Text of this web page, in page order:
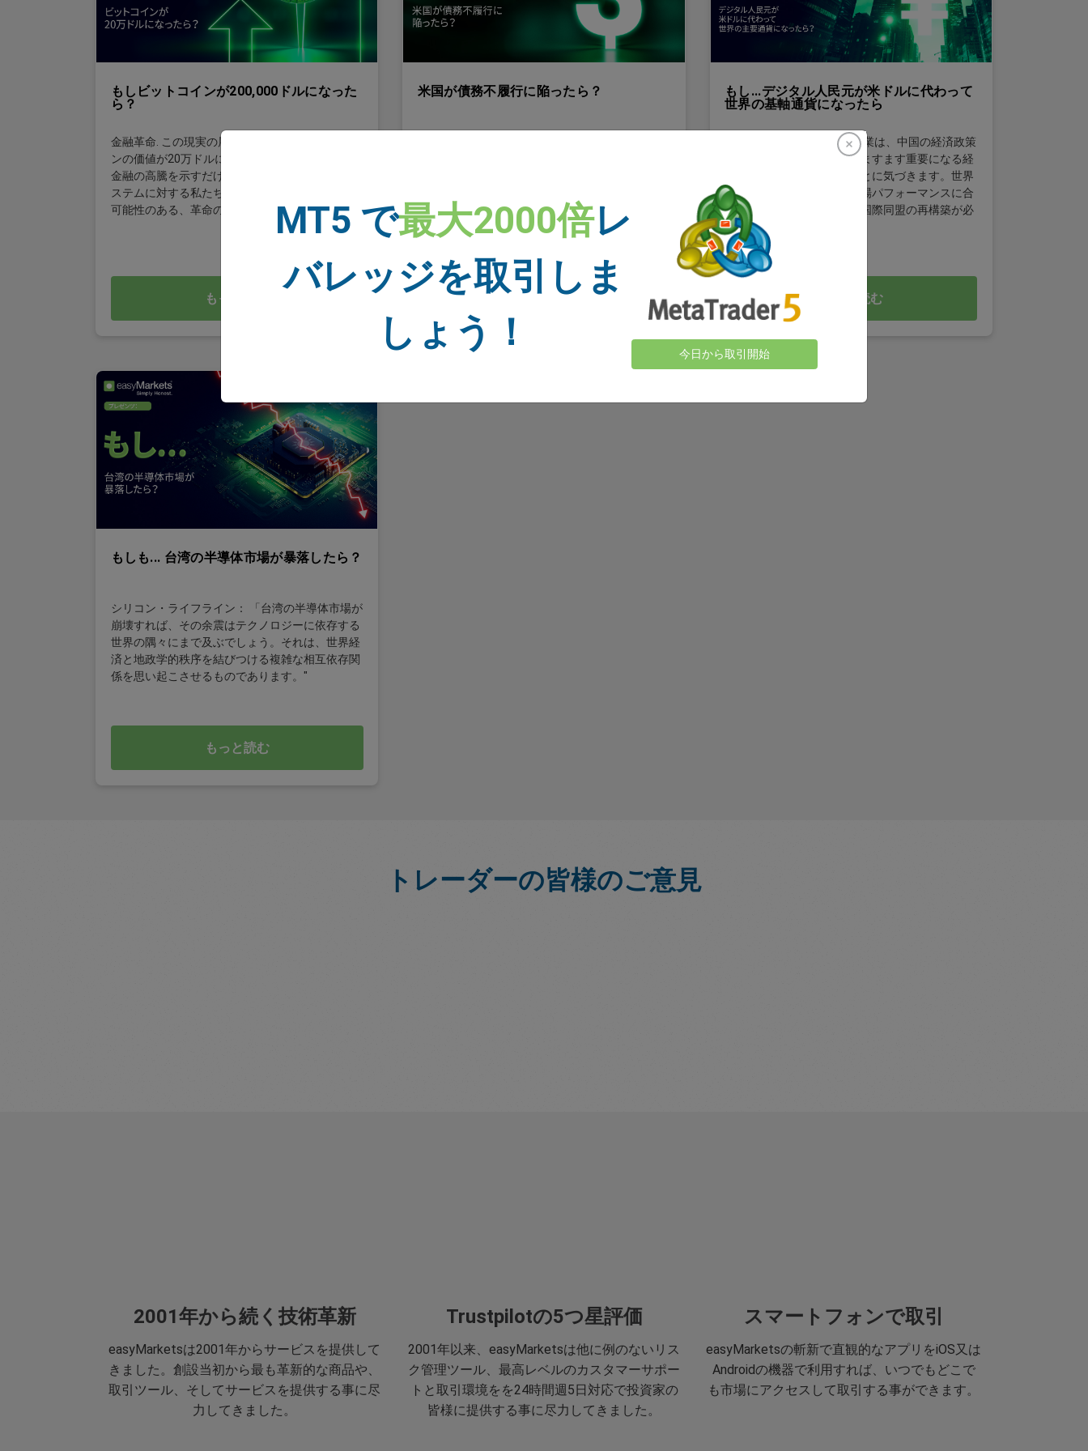
もしビットコインが200,000ドルになった
ら？
金融革命. この現実の展開において、ビットコイ
ンの価値が20万ドルに達するという声明は、単に
金融の高騰を示すだけでなく、世界の金融エコシ
ステムに対する私たちの認識と関わり方を変える
可能性のある、革命の兆候となるでしょう。
もっと読む
米国が債務不履行に陥ったら？
う。"
もっと読む
もし...デジタル人民元が米ドルに代わって
世界の基軸通貨になったら
経済の方向転換： 「国や企業は、中国の経済政策
や規制の決定に対する錨がますます重要になる経
済をナビゲートしていることに気づきます。世界
経済の安定は今や中国の市場パフォーマンスに合
わせて変動し、経済戦略や国際同盟の再構築が必
要となっています。"
もっと読む
もしも... 台湾の半導体市場が暴落したら？
シリコン・ライフライン： 「台湾の半導体市場が
崩壊すれば、その余震はテクノロジーに依存する
世界の隅々にまで及ぶでしょう。それは、世界経
済と地政学的秩序を結びつける複雑な相互依存関
係を思い起こさせるものであります。"
もっと読む
トレーダーの皆様のご意見
2001年から続く技術革新
easyMarketsは2001年からサービスを提供して
きました。創設当初から最も革新的な商品や、
取引ツール、そしてサービスを提供する事に尽
力してきました。
Trustpilotの5つ星評価
2001年以来、easyMarketsは他に例のないリス
ク管理ツール、最高レベルのカスタマーサポー
トと取引環境をを24時間週5日対応で投資家の
皆様に提供する事に尽力してきました。
スマートフォンで取引
easyMarketsの斬新で直観的なアプリをiOS又は
Androidの機器で利用すれば、いつでもどこで
も市場にアクセスして取引する事ができます。
MT5 で最大2000倍レ
バレッジを取引しま
しょう！
今日から取引開始